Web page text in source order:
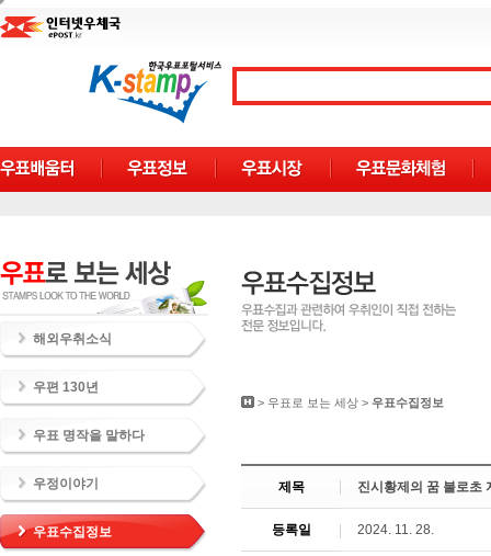
해외우취소식
우편 130년
우표 명작을 말하다
우정이야기
우표수집정보
> 우표로 보는 세상 > 우표수집정보
제목 진시황제의 꿈 불로초
등록일 2024. 11. 28.